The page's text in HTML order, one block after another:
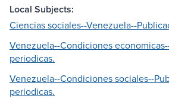
Local Subjects:
Ciencias sociales--Venezuela--
Venezuela--Condiciones
periodicas.
Venezuela--Condiciones sociales--
periodicas.